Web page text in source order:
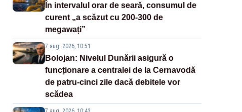
În intervalul orar de seară, consumul de
curent „a scăzut cu 200-300 de
megawați”
7 aug. 2026, 10:51
Bolojan: Nivelul Dunării asigură o
funcționare a centralei de la Cernavodă
de patru-cinci zile dacă debitele vor
scădea